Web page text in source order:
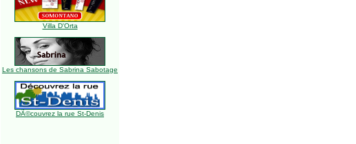
Villa D'Orta
Les chansons de Sabrina Sabotage
DÃ©couvrez la rue St-Denis